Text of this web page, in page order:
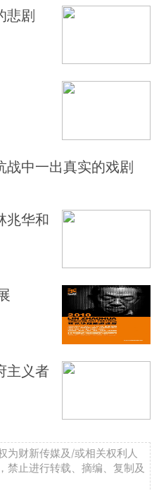
悲剧
中一出真实的戏剧
华和
主义者
为财新传媒及/或相关权利人
禁止进行转载、摘编、复制及